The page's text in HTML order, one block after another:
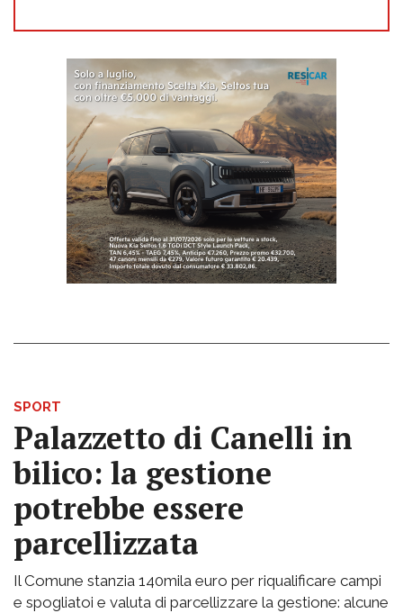
SPORT
Palazzetto di Canelli in
bilico: la gestione
potrebbe essere
parcellizzata
Il Comune stanzia 140mila euro per riqualificare campi
e spogliatoi e valuta di parcellizzare la gestione: alcune